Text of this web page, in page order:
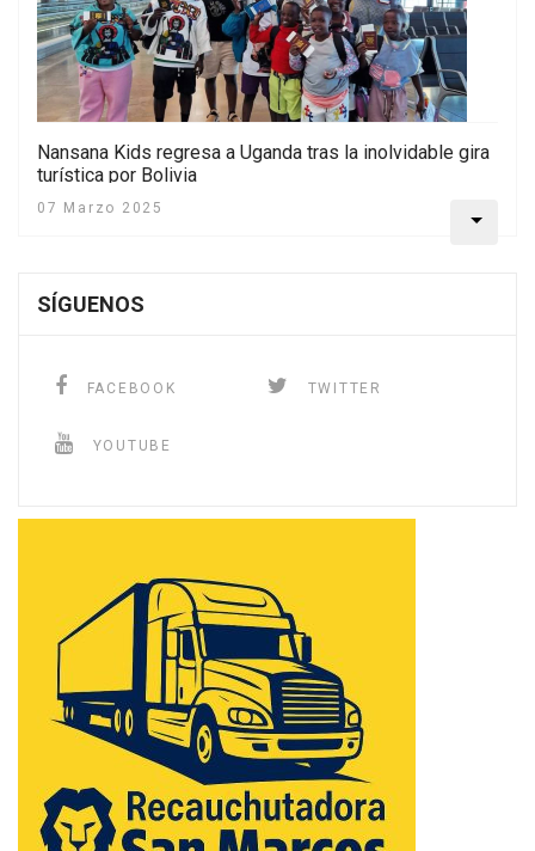
Nansana Kids regresa a Uganda tras la inolvidable gira
turística por Bolivia
07 Marzo 2025
SÍGUENOS
FACEBOOK TWITTER
YOUTUBE